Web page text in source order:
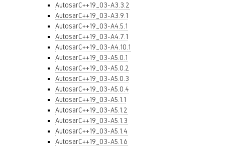
AutosarC++19_03-A3.3.2
AutosarC++19_03-A3.9.1
AutosarC++19_03-A4.5.1
AutosarC++19_03-A4.7.1
AutosarC++19_03-A4.10.1
AutosarC++19_03-A5.0.1
AutosarC++19_03-A5.0.2
AutosarC++19_03-A5.0.3
AutosarC++19_03-A5.0.4
AutosarC++19_03-A5.1.1
AutosarC++19_03-A5.1.2
AutosarC++19_03-A5.1.3
AutosarC++19_03-A5.1.4
AutosarC++19_03-A5.1.6